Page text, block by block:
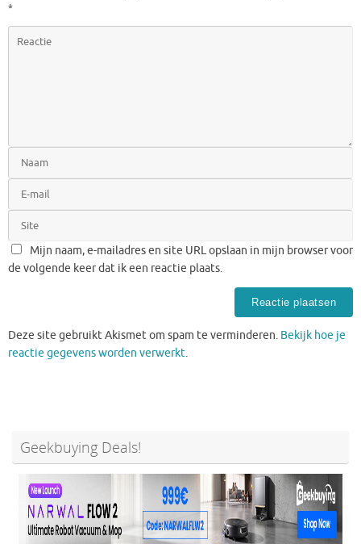
*
Mijn naam, e-mailadres en site URL opslaan in mijn browser voor
de volgende keer dat ik een reactie plaats.
Deze site gebruikt Akismet om spam te verminderen. Bekijk hoe je
reactie gegevens worden verwerkt.
Geekbuying Deals!